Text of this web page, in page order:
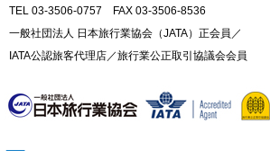
TEL 03-3506-0757 FAX 03-3506-8536
一般社団法人 日本旅行業協会（JATA）正会員／
IATA公認旅客代理店／旅行業公正取引協議会会員